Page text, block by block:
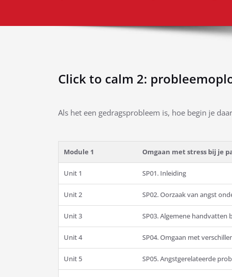
Click to calm 2:
Als het een gedragsprobleem is, hoe begin je
Module 1 Omgaan met stress bij je
Unit 1 SP01. Inleiding
Unit 2 SP02. Oorzaak van angst
Unit 3 SP03. Algemene handvatten
Unit 4 SP04. Omgaan met
Unit 5 SP05. Angstgerelateerde